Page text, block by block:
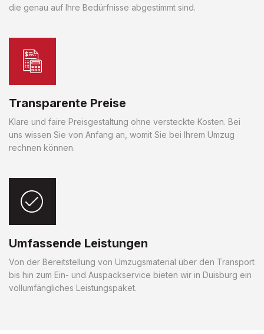
die genau auf Ihre Bedürfnisse abgestimmt sind.
Transparente Preise
Klare und faire Preisgestaltung ohne versteckte Kosten. Bei
uns wissen Sie von Anfang an, womit Sie bei Ihrem Umzug
rechnen können.
Umfassende Leistungen
Von der Bereitstellung von Umzugsmaterial über den Transport
bis hin zum Ein- und Auspackservice bieten wir in Duisburg ein
vollumfängliches Leistungspaket.